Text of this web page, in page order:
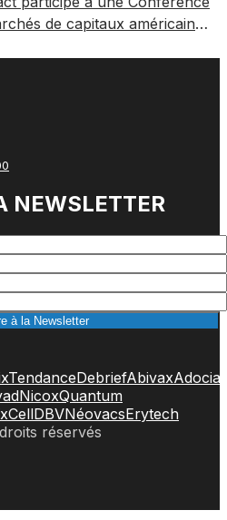
de capitaux américains,
NEWSLETTER
TendanceDebriefAbivaxAdocia
NicoxQuantum
DBVNéovacsErytech
réservés